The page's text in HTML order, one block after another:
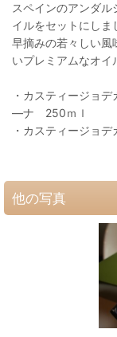
スペインのアンダ
イルをセットにしま
早摘みの若々しい風
いプレミアムなオイ
・カスティージョ
―ナ 250ｍｌ
・カスティージョ
他の写真